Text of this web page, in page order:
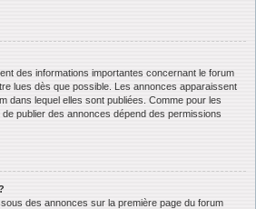
des informations importantes concernant le forum
lues dès que possible. Les annonces apparaissent
dans lequel elles sont publiées. Comme pour les
publier des annonces dépend des permissions
des annonces sur la première page du forum